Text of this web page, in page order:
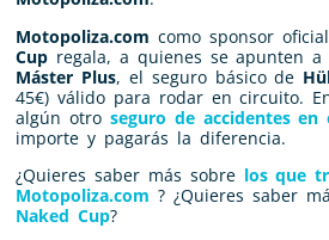
Motopoliza.com como sponsor
Cup regala, a quienes se apunten a
Máster Plus, el seguro básico de
45€) válido para rodar en circuito.
algún otro seguro de accidentes en
importe y pagarás la diferencia.
¿Quieres saber más sobre los que
Motopoliza.com ? ¿Quieres saber
Naked Cup?